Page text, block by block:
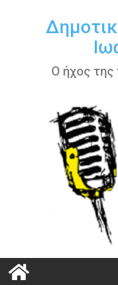
περιεχόμενο
Ο ήχος της